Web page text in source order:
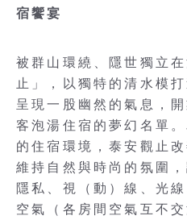
宿饗宴
被群山環繞、隱世獨立
止」，以獨特的清水模
呈現一股幽然的氣息，
客泡湯住宿的夢幻名單
的住宿環境，泰安觀止
維持自然與時尚的氛圍
隱私、視（動）線、光
空氣（各房間空氣互不